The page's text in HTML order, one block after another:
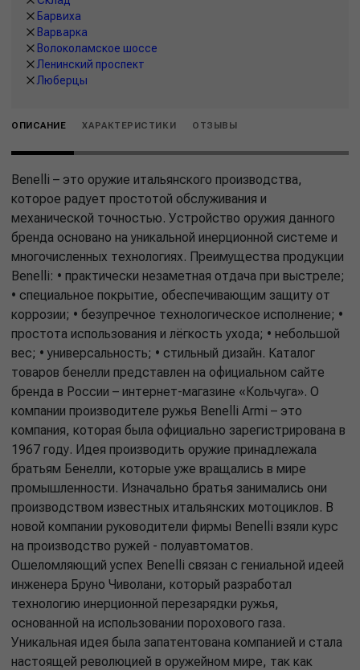
Барвиха
Варварка
Волоколамское шоссе
Ленинский проспект
Люберцы
ОПИСАНИЕ ХАРАКТЕРИСТИКИ ОТЗЫВЫ
Benelli – это оружие итальянского производства,
которое радует простотой обслуживания и
механической точностью. Устройство оружия данного
бренда основано на уникальной инерционной системе и
многочисленных технологиях. Преимущества продукции
Benelli: • практически незаметная отдача при выстреле;
• специальное покрытие, обеспечивающим защиту от
коррозии; • безупречное технологическое исполнение; •
простота использования и лёгкость ухода; • небольшой
вес; • универсальность; • стильный дизайн. Каталог
товаров бенелли представлен на официальном сайте
бренда в России – интернет-магазине «Кольчуга». О
компании производителе ружья Benelli Armi – это
компания, которая была официально зарегистрирована в
1967 году. Идея производить оружие принадлежала
братьям Бенелли, которые уже вращались в мире
промышленности. Изначально братья занимались они
производством известных итальянских мотоциклов. В
новой компании руководители фирмы Benelli взяли курс
на производство ружей - полуавтоматов.
Ошеломляющий успех Benelli связан с гениальной идеей
инженера Бруно Чиволани, который разработал
технологию инерционной перезарядки ружья,
основанной на использовании порохового газа.
Уникальная идея была запатентована компанией и стала
настоящей революцией в оружейном мире, так как